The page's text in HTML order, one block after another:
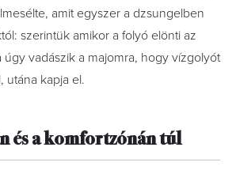
amit egyszer a dzsungelben
szerintük amikor a folyó elönti az
úgy vadászik a majomra, hogy vízgolyót
utána kapja el.
és a komfortzónán túl